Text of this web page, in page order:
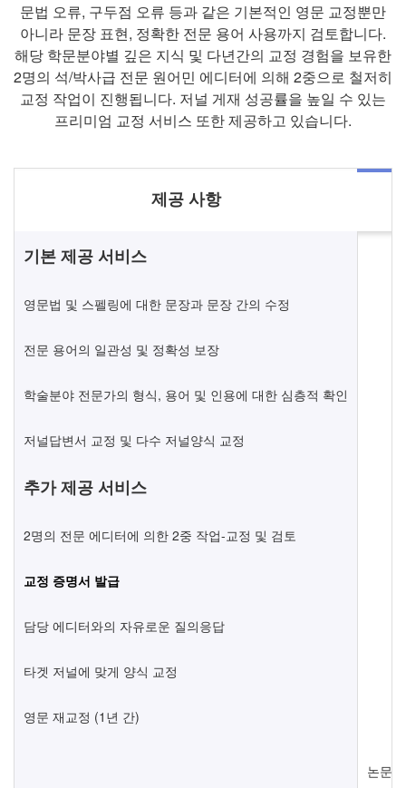
문법 오류, 구두점 오류 등과 같은 기본적인 영문 교정뿐만
아니라 문장 표현, 정확한 전문 용어 사용까지 검토합니다.
해당 학문분야별 깊은 지식 및 다년간의 교정 경험을 보유한
2명의 석/박사급 전문 원어민 에디터에 의해 2중으로 철저히
교정 작업이 진행됩니다. 저널 게재 성공률을 높일 수 있는
프리미엄 교정 서비스 또한 제공하고 있습니다.
제공 사항
기본 제공 서비스
영문법 및 스펠링에 대한 문장과 문장 간의 수정
전문 용어의 일관성 및 정확성 보장
학술분야 전문가의 형식, 용어 및 인용에 대한 심층적 확인
저널답변서 교정 및 다수 저널양식 교정
추가 제공 서비스
2명의 전문 에디터에 의한 2중 작업-교정 및 검토
교정 증명서 발급
담당 에디터와의 자유로운 질의응답
타겟 저널에 맞게 양식 교정
영문 재교정 (1년 간)
논문